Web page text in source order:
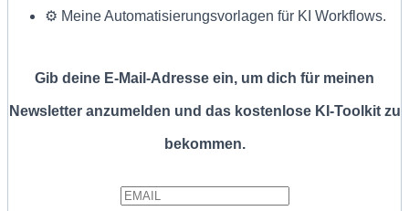
⚙️ Meine Automatisierungsvorlagen für KI Workflows.
Gib deine E-Mail-Adresse ein, um dich für meinen
Newsletter anzumelden und das kostenlose KI-Toolkit zu
bekommen.